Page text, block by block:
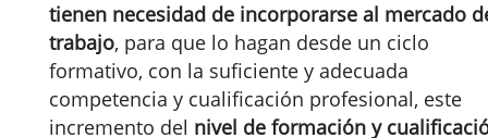
tienen necesidad de incorporarse al mercado
trabajo, para que lo hagan desde un ciclo
formativo, con la suficiente y adecuada
competencia y cualificación profesional, este
incremento del nivel de formación y